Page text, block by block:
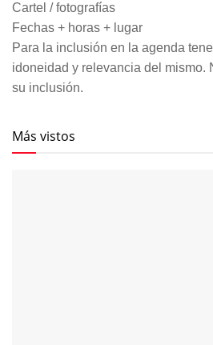
Cartel / fotografías
Fechas + horas + lugar
Para la inclusión en la agenda
idoneidad y relevancia del mismo.
su inclusión.
Más vistos